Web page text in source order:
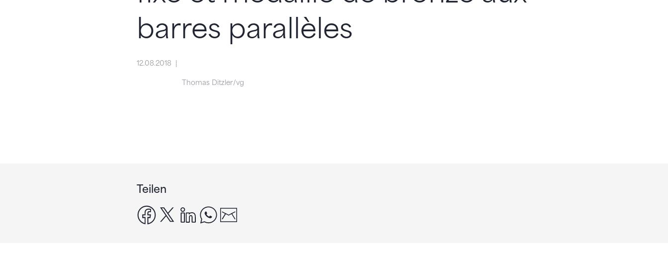
barres parallèles
12.08.2018
Thomas Ditzler/vg
Teilen
facebook
x linkedinwhatsapp